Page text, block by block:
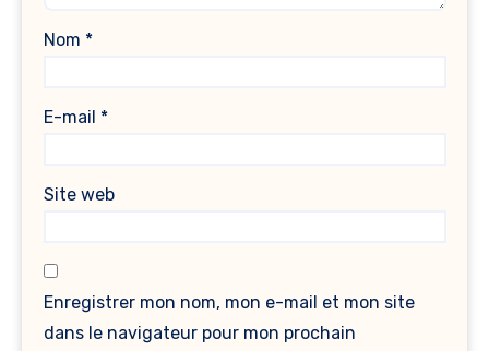
Nom *
E-mail *
Site web
Enregistrer mon nom, mon e-mail et mon site
dans le navigateur pour mon prochain